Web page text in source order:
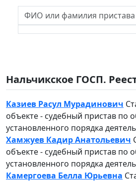
Нальчикское ГОСП.
Казиев Расул Мурадинович
объекте - судебный пристав по
установленного порядка
Хамжуев Кадир Анатольевич
объекте - судебный пристав по
установленного порядка
Камергоева Белла Юрьевна